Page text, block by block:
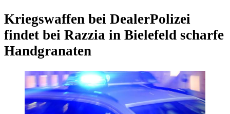
Kriegswaffen bei DealerPolizei
findet bei Razzia in Bielefeld scharfe
Handgranaten